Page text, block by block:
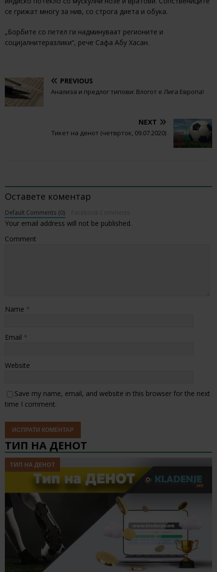
се грижат многу за нив, со строга диета и обука.
„Борбите со петел ги надминуваат регионите и
социјалнитеразлики“, рече Сафа Абу Хасан.
PREVIOUS
Анализа и предлог типови: Влогот е Лига Европа!
NEXT
Тикет на денот (четврток, 09.07.2020)
Оставете коментар
Default Comments (0)
Your email address will not be published.
Comment
Name *
Email *
Website
Save my name, email, and website in this browser for the next
time I comment.
ТИП НА ДЕНОТ
ТИП НА ДЕНОТ